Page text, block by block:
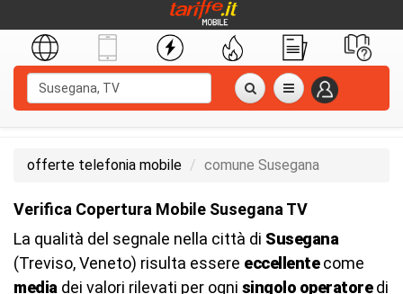
offerte telefonia mobile comune Susegana
Verifica Copertura Mobile Susegana TV
La qualità del segnale nella città di Susegana
(Treviso, Veneto) risulta essere eccellentecome
media dei valori rilevati per ogni singolo operatoredi